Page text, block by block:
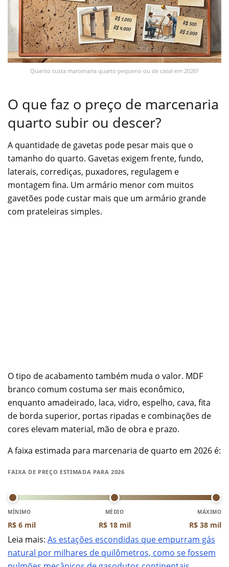
Quanto custa marcenaria quarto pequeno ou de casal em 2026?
O que faz o preço de marcenaria
quarto subir ou descer?
A quantidade de gavetas pode pesar mais que o
tamanho do quarto. Gavetas exigem frente, fundo,
laterais, corrediças, puxadores, regulagem e
montagem fina. Um armário menor com muitos
gavetões pode custar mais que um armário grande
com prateleiras simples.
O tipo de acabamento também muda o valor. MDF
branco comum costuma ser mais econômico,
enquanto amadeirado, laca, vidro, espelho, cava, fita
de borda superior, portas ripadas e combinações de
cores elevam material, mão de obra e prazo.
A faixa estimada para marcenaria de quarto em 2026 é:
FAIXA DE PREÇO ESTIMADA PARA 2026
MÍNIMO
R$ 6 mil
MÉDIO
R$ 18 mil
MÁXIMO
R$ 38 mil
Leia mais: As estações escondidas que empurram gás
natural por milhares de quilômetros, como se fossem